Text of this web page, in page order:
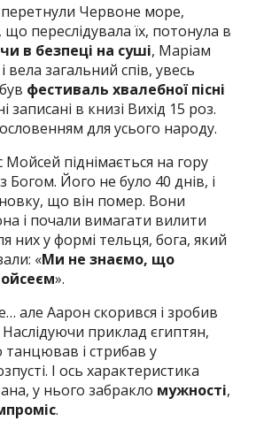
перетнули Червоне море,
що переслідувала їх, потонула в
в безпеці на суші, Маріам
вела загальний спів, увесь
фестиваль хвалебної пісні
записані в книзі Вихід 15 роз.
для усього народу.
піднімається на гору
Богом. Його не було 40 днів, і
що він помер. Вони
і почали вимагати вилити
них у формі тельця, бога, який
«Ми не знаємо, що
».
але Аарон скорився і зробив
приклад єгиптян,
і стрибав у
І ось характеристика
у нього забракло мужності,
.